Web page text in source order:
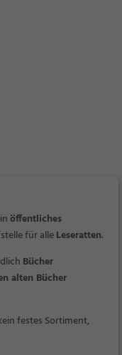
öffentliches
für alleLeseratten.
Bücher
alten Bücher
festes Sortiment,